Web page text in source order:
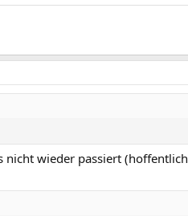
nicht wieder passiert (hoffentlich